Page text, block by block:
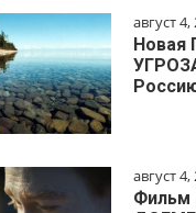
август 4,
Новая
август 4,
Фильм